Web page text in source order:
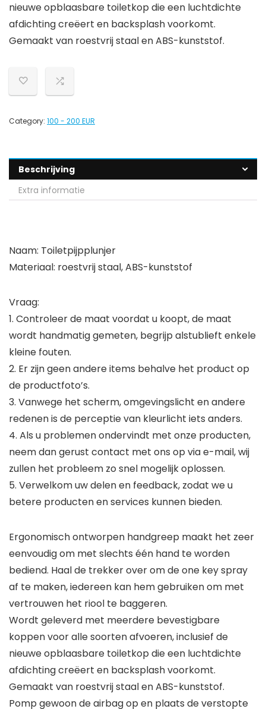
nieuwe opblaasbare toiletkop die een luchtdichte
afdichting creëert en backsplash voorkomt.
Gemaakt van roestvrij staal en ABS-kunststof.
Category: 100 - 200 EUR
Beschrijving
Extra informatie
Naam: Toiletpijpplunjer
Materiaal: roestvrij staal, ABS-kunststof
Vraag:
1. Controleer de maat voordat u koopt, de maat
wordt handmatig gemeten, begrijp alstublieft enkele
kleine fouten.
2. Er zijn geen andere items behalve het product op
de productfoto’s.
3. Vanwege het scherm, omgevingslicht en andere
redenen is de perceptie van kleurlicht iets anders.
4. Als u problemen ondervindt met onze producten,
neem dan gerust contact met ons op via e-mail, wij
zullen het probleem zo snel mogelijk oplossen.
5. Verwelkom uw delen en feedback, zodat we u
betere producten en services kunnen bieden.
Ergonomisch ontworpen handgreep maakt het zeer
eenvoudig om met slechts één hand te worden
bediend. Haal de trekker over om de one key spray
af te maken, iedereen kan hem gebruiken om met
vertrouwen het riool te baggeren.
Wordt geleverd met meerdere bevestigbare
koppen voor alle soorten afvoeren, inclusief de
nieuwe opblaasbare toiletkop die een luchtdichte
afdichting creëert en backsplash voorkomt.
Gemaakt van roestvrij staal en ABS-kunststof.
Pomp gewoon de airbag op en plaats de verstopte